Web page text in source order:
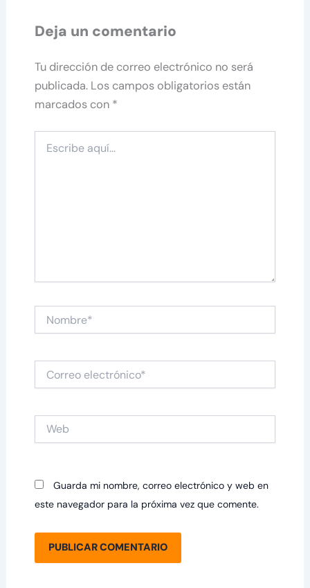
Deja un comentario
Tu dirección de correo electrónico no será
publicada. Los campos obligatorios están
marcados con *
aquí...
electrónico*
Guarda mi nombre, correo electrónico y web en
este navegador para la próxima vez que comente.